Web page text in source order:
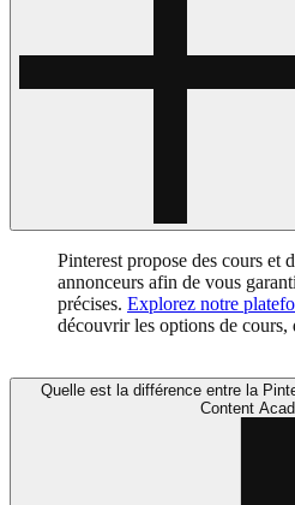
Pinterest propose des cours et
annonceurs afin de vous
précises. Explorez notre
découvrir les options de cours,
Quelle est la différence entre la
Content